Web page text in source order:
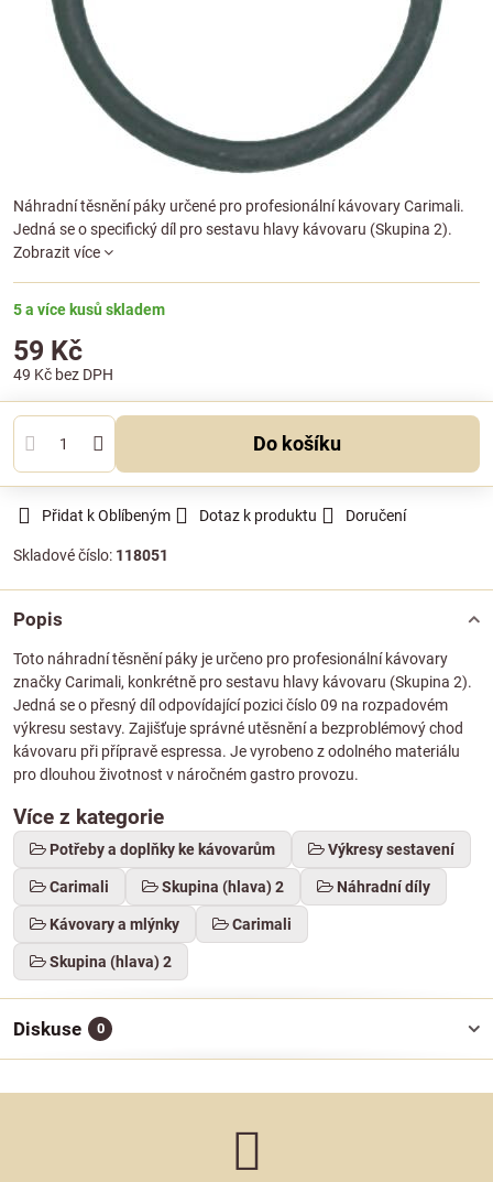
Náhradní těsnění páky určené pro profesionální kávovary Carimali.
Jedná se o specifický díl pro sestavu hlavy kávovaru (Skupina 2).
Zobrazit více
5 a více kusů skladem
59 Kč
49 Kč bez DPH
Do košíku
Přidat k Oblíbeným Dotaz k produktu Doručení
Skladové číslo: 118051
Popis
Toto náhradní těsnění páky je určeno pro profesionální kávovary
značky Carimali, konkrétně pro sestavu hlavy kávovaru (Skupina 2).
Jedná se o přesný díl odpovídající pozici číslo 09 na rozpadovém
výkresu sestavy. Zajišťuje správné utěsnění a bezproblémový chod
kávovaru při přípravě espressa. Je vyrobeno z odolného materiálu
pro dlouhou životnost v náročném gastro provozu.
Více z kategorie
Potřeby a doplňky ke kávovarům Výkresy sestavení
Carimali Skupina (hlava) 2 Náhradní díly
Kávovary a mlýnky Carimali
Skupina (hlava) 2
Diskuse 0